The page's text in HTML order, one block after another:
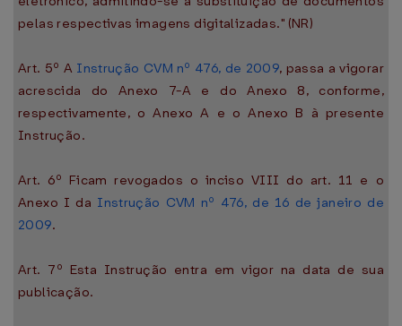
pelas respectivas imagens digitalizadas." (NR)
Art. 5º A Instrução CVM nº 476, de 2009, passa a vigorar
acrescida do Anexo 7-A e do Anexo 8, conforme,
respectivamente, o Anexo A e o Anexo B à presente
Instrução.
Art. 6º Ficam revogados o inciso VIII do art. 11 e o
Anexo I da Instrução CVM nº 476, de 16 de janeiro de
2009.
Art. 7º Esta Instrução entra em vigor na data de sua
publicação.